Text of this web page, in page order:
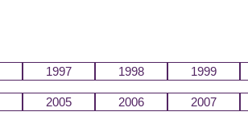
1997 1998 1999
2005 2006 2007